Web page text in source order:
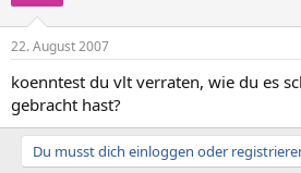
22. August 2007
koenntest du vlt verraten, wie du es
gebracht hast?
Du musst dich einloggen oder